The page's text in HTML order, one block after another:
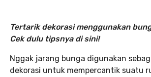
Tertarik dekorasi menggunakan
Cek dulu tipsnya di sini!
Nggak jarang bunga digunakan
dekorasi untuk mempercantik suatu